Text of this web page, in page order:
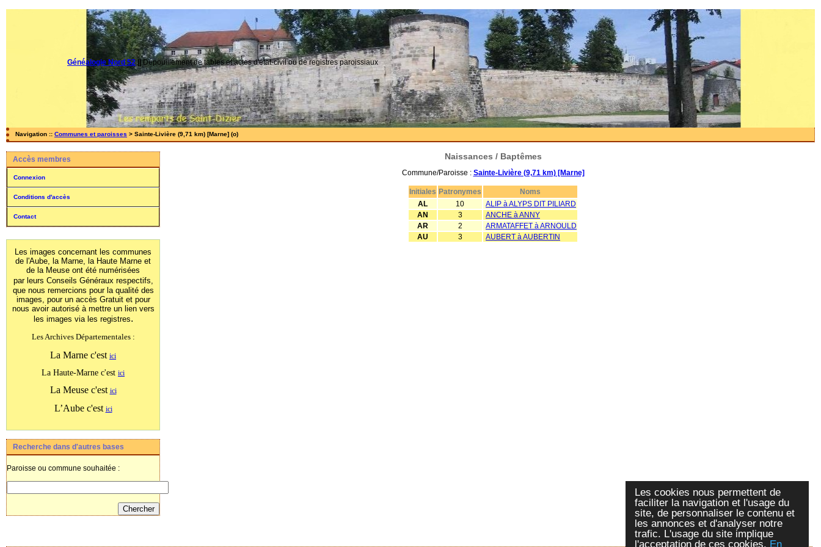
Les cookies nous permettent de
faciliter la navigation et l'usage du
site, de personnaliser le contenu et
les annonces et d'analyser notre
trafic. L'usage du site implique
l'acceptation de ces cookies. En
Généalogie Nord 52|| Dépouillement de tables et actes d'état-civil ou de registres paroissiaux
Navigation :: Communes et paroisses > Sainte-Livière (9,71 km) [Marne] (o)
Accès membres
Connexion
Conditions d'accès
Contact
Les images concernant les communes
de l'Aube, la Marne, la Haute Marne et
de la Meuse ont été numérisées
par leurs Conseils Généraux respectifs,
que nous remercions pour la qualité des
images, pour un accès Gratuit et pour
nous avoir autorisé à mettre un lien vers
les images via les registres.
Les Archives Départementales :
La Marne c'est ici
La Haute-Marne c'est ici
La Meuse c'est ici
L’Aube c'est ici
Recherche dans d'autres bases
Paroisse ou commune souhaitée :
Naissances / Baptêmes
Commune/Paroisse : Sainte-Livière (9,71 km) [Marne]
Initiales Patronymes
Noms
AL
10
ALIP à ALYPS DIT PILIARD
AN
3
ANCHE à ANNY
AR
2
ARMATAFFET à ARNOULD
AU
3 AUBERT à AUBERTIN